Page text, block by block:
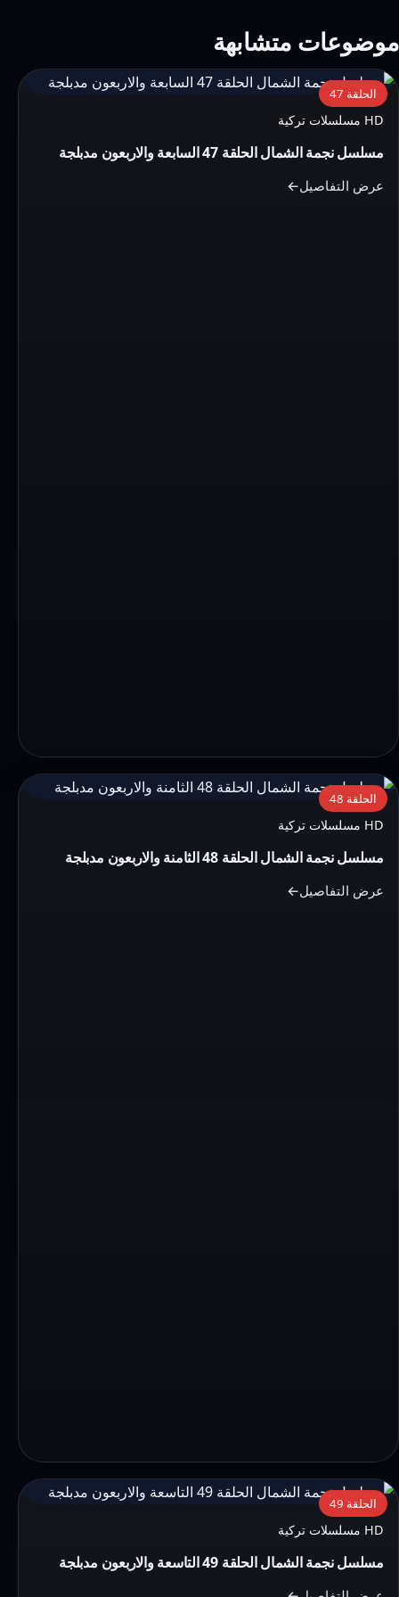
موضوعات متشابهة
التفاصيل:
مسلسل
نجمة
الشمال
الحلقة
الحلقة 47
HD مسلسلات تركية
مسلسل نجمة الشمال الحلقة 47 السابعة والاربعون مدبلجة
عرض التفاصيل
التفاصيل:
مسلسل
نجمة
الشمال
الحلقة
الحلقة 48
HD مسلسلات تركية
مسلسل نجمة الشمال الحلقة 48 الثامنة والاربعون مدبلجة
عرض التفاصيل
التفاصيل:
مسلسل
نجمة
الشمال
الحلقة
الحلقة 49
HD مسلسلات تركية
مسلسل نجمة الشمال الحلقة 49 التاسعة والاربعون مدبلجة